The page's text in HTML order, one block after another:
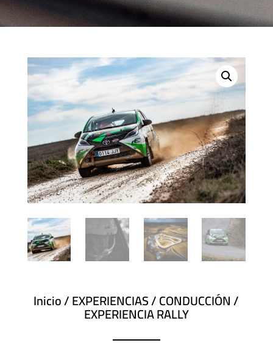
Inicio/EXPERIENCIAS/CONDUCCIÓN/
EXPERIENCIA RALLY